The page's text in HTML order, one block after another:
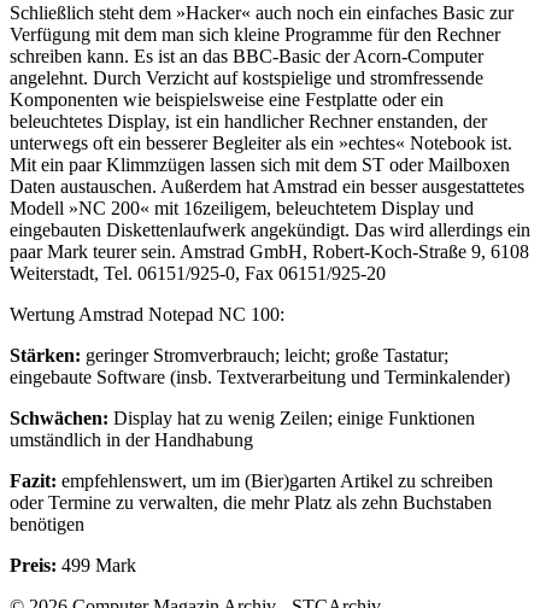
Schließlich steht dem »Hacker« auch noch ein einfaches Basic zur
Verfügung mit dem man sich kleine Programme für den Rechner
schreiben kann. Es ist an das BBC-Basic der Acorn-Computer
angelehnt. Durch Verzicht auf kostspielige und stromfressende
Komponenten wie beispielsweise eine Festplatte oder ein
beleuchtetes Display, ist ein handlicher Rechner enstanden, der
unterwegs oft ein besserer Begleiter als ein »echtes« Notebook ist.
Mit ein paar Klimmzügen lassen sich mit dem ST oder Mailboxen
Daten austauschen. Außerdem hat Amstrad ein besser ausgestattetes
Modell »NC 200« mit 16zeiligem, beleuchtetem Display und
eingebauten Diskettenlaufwerk angekündigt. Das wird allerdings ein
paar Mark teurer sein. Amstrad GmbH, Robert-Koch-Straße 9, 6108
Weiterstadt, Tel. 06151/925-0, Fax 06151/925-20
Wertung Amstrad Notepad NC 100:
Stärken: geringer Stromverbrauch; leicht; große Tastatur;
eingebaute Software (insb. Textverarbeitung und Terminkalender)
Schwächen: Display hat zu wenig Zeilen; einige Funktionen
umständlich in der Handhabung
Fazit: empfehlenswert, um im (Bier)garten Artikel zu schreiben
oder Termine zu verwalten, die mehr Platz als zehn Buchstaben
benötigen
Preis: 499 Mark